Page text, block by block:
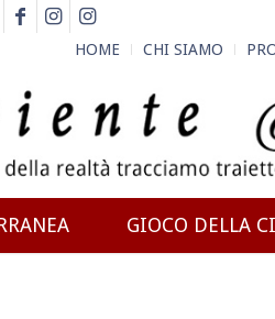
HOME CHI SIAMO
GIOCO DELLA